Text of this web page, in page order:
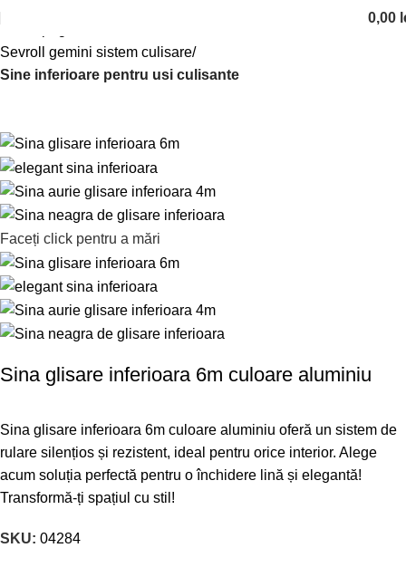
0,00
Sevroll gemini sistem culisare
Sine inferioare pentru usi culisante
Faceți click pentru a mări
Sina glisare inferioara 6m culoare aluminiu
Sina glisare inferioara 6m culoare aluminiu oferă un sistem de
rulare silențios și rezistent, ideal pentru orice interior. Alege
acum soluția perfectă pentru o închidere lină și elegantă!
Transformă-ți spațiul cu stil!
SKU: 04284